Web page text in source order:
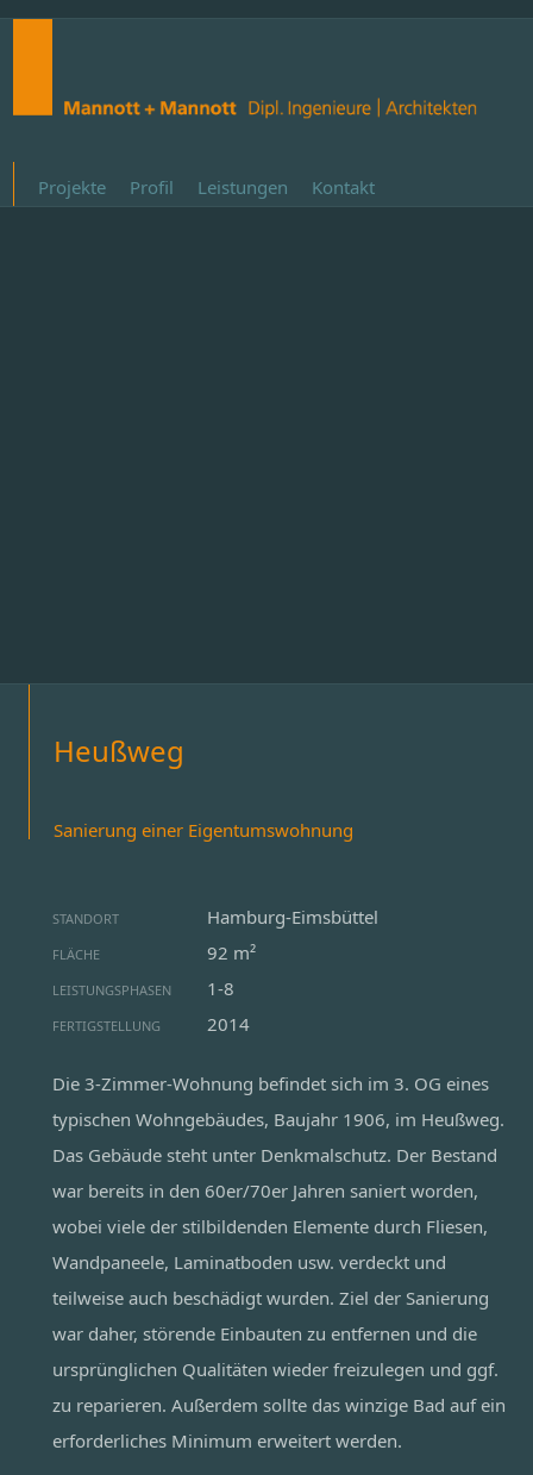
Projekte Profil Leistungen Kontakt
Heußweg
Sanierung einer Eigentumswohnung
STANDORT Hamburg-Eimsbüttel
FLÄCHE 92 m²
LEISTUNGSPHASEN 1-8
FERTIGSTELLUNG 2014
Die 3-Zimmer-Wohnung befindet sich im 3. OG eines
typischen Wohngebäudes, Baujahr 1906, im Heußweg.
Das Gebäude steht unter Denkmalschutz. Der Bestand
war bereits in den 60er/70er Jahren saniert worden,
wobei viele der stilbildenden Elemente durch Fliesen,
Wandpaneele, Laminatboden usw. verdeckt und
teilweise auch beschädigt wurden. Ziel der Sanierung
war daher, störende Einbauten zu entfernen und die
ursprünglichen Qualitäten wieder freizulegen und ggf.
zu reparieren. Außerdem sollte das winzige Bad auf ein
erforderliches Minimum erweitert werden.